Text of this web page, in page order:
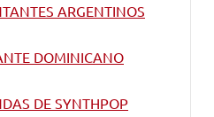
ARGENTINOS
DOMINICANO
DE SYNTHPOP